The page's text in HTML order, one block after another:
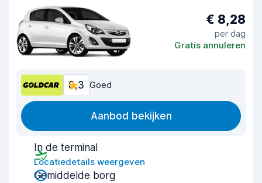
€ 8,28
per dag
Gratis annuleren
8,3 Goed
Aanbod bekijken
In de terminal
Locatiedetails weergeven
Gemiddelde borg